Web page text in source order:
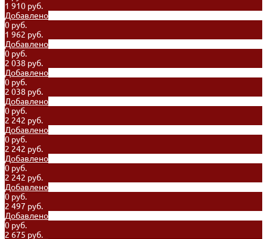
1 910 руб.
Добавлено
0 руб.
1 962 руб.
Добавлено
0 руб.
2 038 руб.
Добавлено
0 руб.
2 038 руб.
Добавлено
0 руб.
2 242 руб.
Добавлено
0 руб.
2 242 руб.
Добавлено
0 руб.
2 242 руб.
Добавлено
0 руб.
2 497 руб.
Добавлено
0 руб.
2 675 руб.